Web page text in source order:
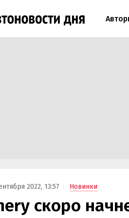
2022, 13:57 Новинки
скоро